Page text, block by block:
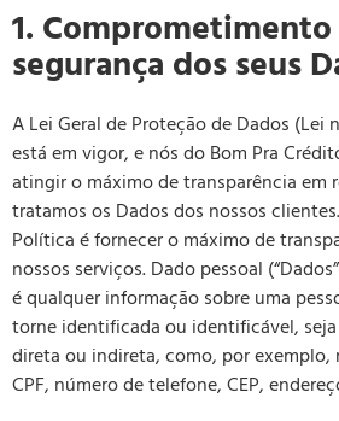
1.
segurança dos seus
A Lei Geral de Proteção de Dados (Lei
está em vigor, e nós do Bom Pra
atingir o máximo de transparência em
tratamos os Dados dos nossos
Política é fornecer o máximo de
nossos serviços. Dado pessoal
é qualquer informação sobre uma
torne identificada ou identificável,
direta ou indireta, como, por exemplo,
CPF, número de telefone, CEP,